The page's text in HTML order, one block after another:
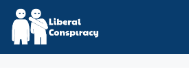
Skip
content